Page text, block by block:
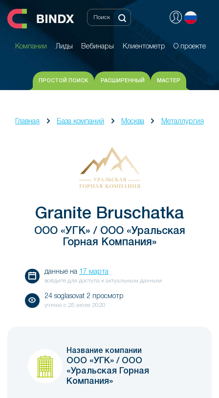
Компании Лиды Вебинары Клиентометр О проекте
Компании Лиды Вебинары Клиентометр О проекте
ПРОСТОЙ ПОИСК РАСШИРЕННЫЙ МАСТЕР
Главная База компаний Москва Металлургия
Granite Bruschatka
ООО «УГК» / ООО «Уральская
Горная Компания»
данные на 17 марта
войдите для доступа к актуальным данным
24 soglasovat 2 просмотр
учтено с 25 июля 2020
Название компании
ООО «УГК» / ООО
«Уральская Горная
Компания»